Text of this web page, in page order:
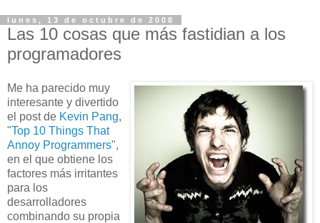
lunes, 13 de octubre de 2008
Las 10 cosas que más fastidian a los
programadores
Me ha parecido muy
interesante y divertido
el post de Kevin Pang,
"Top 10 Things That
Annoy Programmers",
en el que obtiene los
factores más irritantes
para los
desarrolladores
combinando su propia